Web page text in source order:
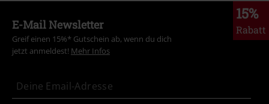
15%
Rabatt
E-Mail Newsletter
Greif einen 15%* Gutschein ab, wenn du dich
jetzt anmeldest! Mehr Infos